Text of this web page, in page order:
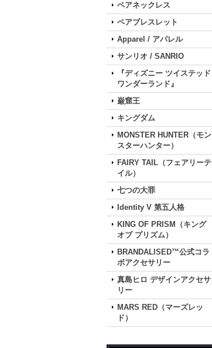
ペアネックレス
ペアブレスレット
Apparel / アパレル
サンリオ / SANRIO
『ディズニー ツイステッド
ワンダーランド』
巌窟王
キングダム
MONSTER HUNTER（モン
スターハンター）
FAIRY TAIL（フェアリーテ
イル）
七つの大罪
Identity V 第五人格
KING OF PRISM（キング
オブ プリズム）
BRANDALISED™公式コラ
ボアクセサリー
真島ヒロ デザインアクセサ
リー
MARS RED（マーズレッ
ド）